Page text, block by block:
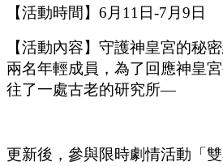
【活動時間】 6月 11 日-7月 9 日
【活動內容】守護神皇宮的秘
兩名年輕成員，為了回應神皇
往了一處古老的研究所—
更新後，參與限時劇情活動「